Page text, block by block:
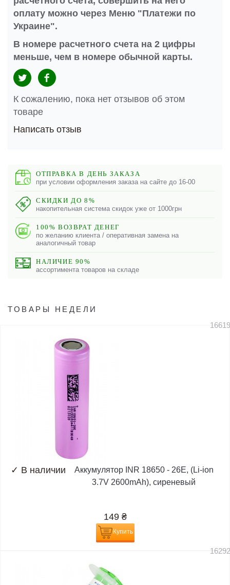
оплату можно через Меню "Платежи по
Украине".
В номере расчетного счета на 2 цифры
меньше, чем в номере обычной карты.
К сожалению, пока нет отзывов об этом
товаре
Написать отзыв
ОТПРАВКА В ДЕНЬ ЗАКАЗА
при условии оформления заказа на сайте до 16-00
СКИДКИ ДО 8%
накопительная система скидок уже от 1000грн
100% ВОЗВРАТ ДЕНЕГ
по желанию клиента / оперативная замена на
аналогичный товар
НАЛИЧИЕ 90%
ассортимента товаров на складе
ТОВАРЫ НЕДЕЛИ
✓ В наличии
Аккумулятор INR 18650 - 26E, (Li-ion
3.7V 2600mAh), сиреневый
149 ₴
Купить